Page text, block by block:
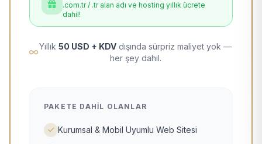
.com.tr / .tr alan adı ve hosting yıllık ücrete
dahil!
Yıllık 50 USD + KDV dışında sürpriz maliyet yok —
her şey dahil.
PAKETE DAHIL OLANLAR
Kurumsal & Mobil Uyumlu Web Sitesi